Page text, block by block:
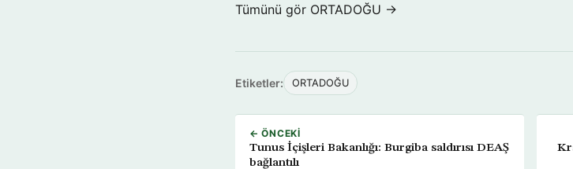
Tümünü gör ORTADOĞU →
Etiketler: ORTADOĞU
← ÖNCEKI
Tunus İçişleri Bakanlığı: Burgiba saldırısı DEAŞ
bağlantılı